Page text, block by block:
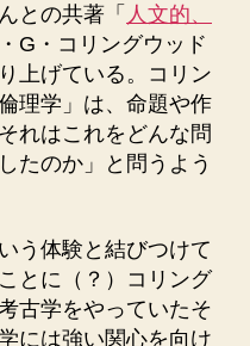
との共著「 人文的、
G・コリングウッド
上げている。コリン
理学」は、命題や作
れはこれをどんな問
たのか」と問うよう
う体験と結びつけて
とに（？）コリング
古学をやっていたそ
には強い関心を向け